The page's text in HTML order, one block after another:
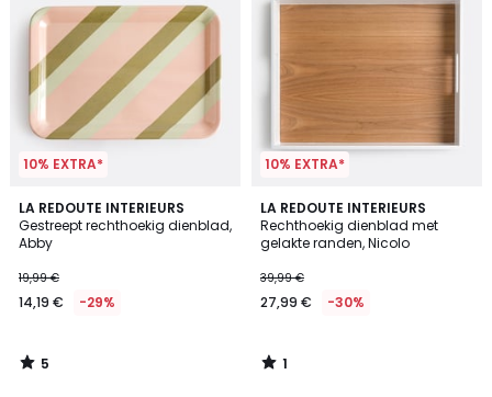
10% EXTRA*
LA REDOUTE INTERIEURS
Gestreept rechthoekig dienblad,
Abby
19,99 €
14,19 € -29%
5
/
5
5
/
10% EXTRA*
LA REDOUTE INTERIEURS
Rechthoekig dienblad met
gelakte randen, Nicolo
39,99 €
27,99 € -30%
1
/
5
1
/